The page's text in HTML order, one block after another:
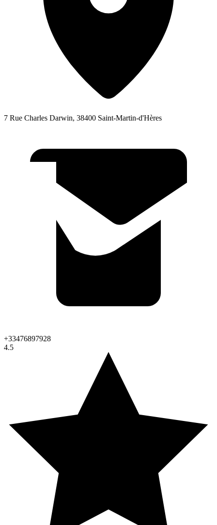
7 Rue Charles Darwin, 38400 Saint-Martin-d'Hères
+33476897928
4.5